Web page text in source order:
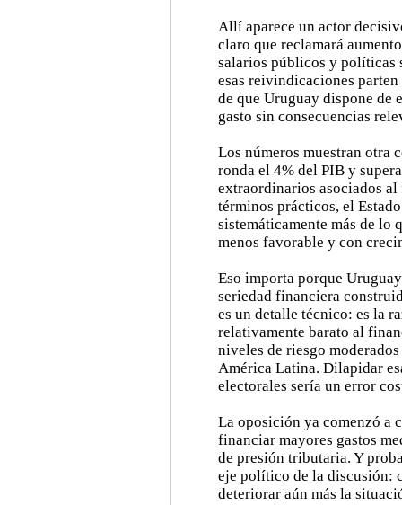
Allí aparece un actor
claro que reclamará
salarios públicos y políticas
esas reivindicaciones
de que Uruguay dispone de
gasto sin consecuencias
Los números muestran otra
ronda el 4% del PIB y
extraordinarios asociados
términos prácticos, el
sistemáticamente más de lo
menos favorable y con
Eso importa porque
seriedad financiera
es un detalle técnico: es la
relativamente barato al
niveles de riesgo
América Latina. Dilapidar
electorales sería un error
La oposición ya comenzó a
financiar mayores gastos
de presión tributaria. Y
eje político de la discusión:
deteriorar aún más la